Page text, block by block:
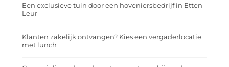
Een exclusieve tuin door een hoveniersbedrijf in Etten-
Leur
Klanten zakelijk ontvangen? Kies een vergaderlocatie
met lunch